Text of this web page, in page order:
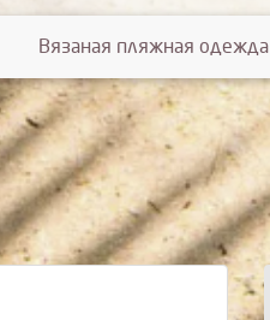
Вязаная пляжная одежда